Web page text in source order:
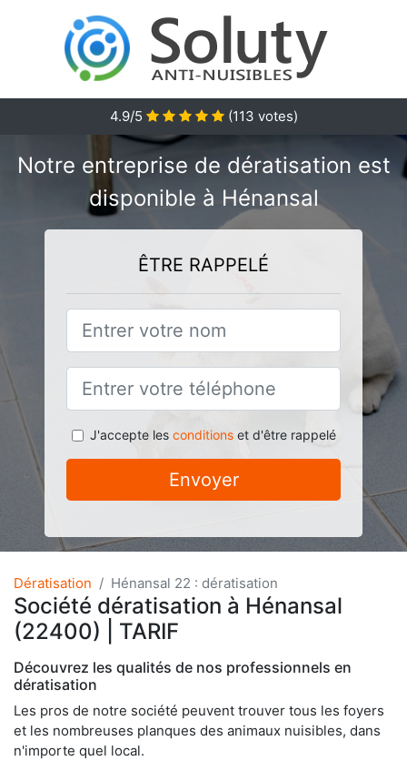
4.9/5 (113 votes)
Notre entreprise de dératisation est
disponible à Hénansal
ÊTRE RAPPELÉ
J'accepte les conditionset d'être rappelé
Envoyer
Dératisation Hénansal 22 : dératisation
Société dératisation à Hénansal
(22400) | TARIF
Découvrez les qualités de nos professionnels en
dératisation
Les pros de notre société peuvent trouver tous les foyers
et les nombreuses planques des animaux nuisibles, dans
n'importe quel local.